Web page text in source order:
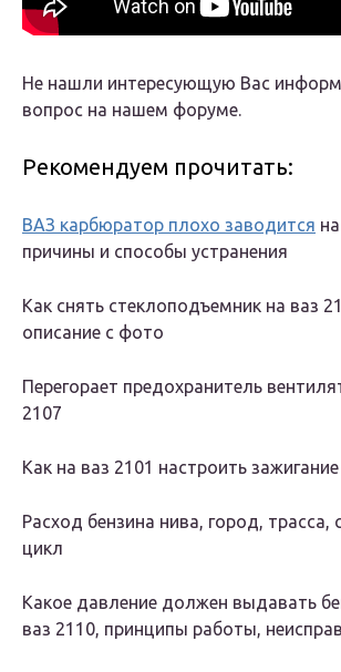
Не нашли интересующую Вас
вопрос на нашем форуме.
Рекомендуем прочитать:
ВАЗ карбюратор плохо заводится
причины и способы устранения
Как снять стеклоподъемник на ваз
описание с фото
Перегорает предохранитель
2107
Как на ваз 2101 настроить зажигание
Расход бензина нива, город,
цикл
Какое давление должен выдавать
ваз 2110, принципы работы,